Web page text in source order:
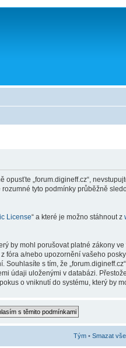
„forum.digineff.cz“,
tyto podmínky průběžně
License“ a které je možno stáhnout z
by mohl porušovat platné zákony
fóra a/nebo upozornění vašeho
s tím, že
údaji uloženými v databázi.
o vniknutí do systému, který by
Tým• Smazat